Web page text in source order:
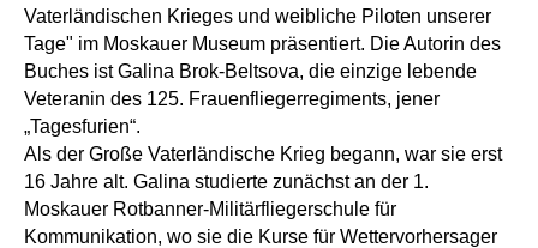
Vaterländischen Krieges und weibliche Piloten unserer
Tage" im Moskauer Museum präsentiert. Die Autorin des
Buches ist Galina Brok-Beltsova, die einzige lebende
Veteranin des 125. Frauenfliegerregiments, jener
„Tagesfurien“.
Als der Große Vaterländische Krieg begann, war sie erst
16 Jahre alt. Galina studierte zunächst an der 1.
Moskauer Rotbanner-Militärfliegerschule für
Kommunikation, wo sie die Kurse für Wettervorhersager